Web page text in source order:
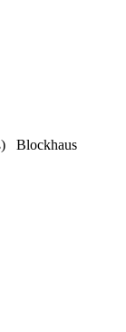
Blockhaus